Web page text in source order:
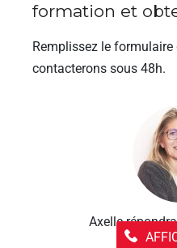
formation et
Remplissez le
contacterons sous 48h.
Axelle